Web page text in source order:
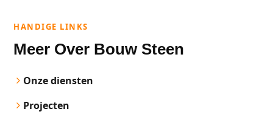
HANDIGE LINKS
Meer Over Bouw Steen
Onze diensten
Projecten